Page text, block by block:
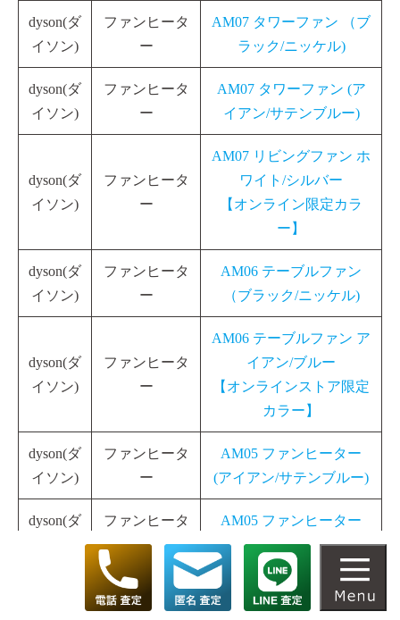
dyson(ダ
イソン)
ファンヒータ
ー
AM07 タワーファン （ブ
ラック/ニッケル)
dyson(ダ
イソン)
ファンヒータ
ー
AM07 タワーファン (ア
イアン/サテンブルー)
dyson(ダ
イソン)
ファンヒータ
ー
AM07 リビングファン ホ
ワイト/シルバー
【オンライン限定カラ
ー】
dyson(ダ
イソン)
ファンヒータ
ー
AM06 テーブルファン
（ブラック/ニッケル)
dyson(ダ
イソン)
ファンヒータ
ー
AM06 テーブルファン ア
イアン/ブルー
【オンラインストア限定
カラー】
dyson(ダ
イソン)
ファンヒータ
ー
AM05 ファンヒーター
(アイアン/サテンブルー)
dyson(ダ
ファンヒータ
ー
AM05 ファンヒーター
（ニッケル/ニッケル)
ファンヒータ
ー
AM05 ファンヒーター
（ニッケル/ニッケル)